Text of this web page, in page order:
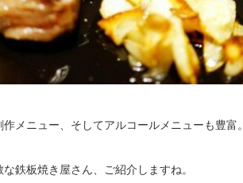
メニュー、そしてアルコールメニューも豊富。
鉄板焼き屋さん、ご紹介しますね。